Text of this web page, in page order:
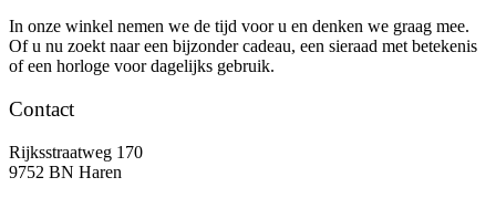
In onze winkel nemen we de tijd voor u en denken we graag mee.
Of u nu zoekt naar een bijzonder cadeau, een sieraad met betekenis
of een horloge voor dagelijks gebruik.
Contact
Rijksstraatweg 170
9752 BN Haren